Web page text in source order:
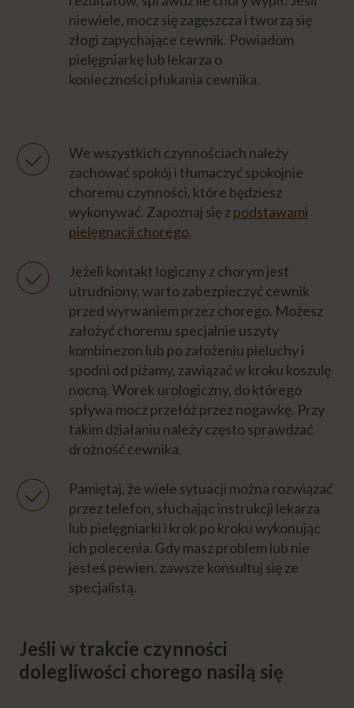
niewiele, mocz się zagęszcza i tworzą się
złogi zapychające cewnik. Powiadom
pielęgniarkę lub lekarza o
konieczności płukania cewnika.
We wszystkich czynnościach należy
zachować spokój i tłumaczyć spokojnie
choremu czynności, które będziesz
wykonywać. Zapoznaj się zpodstawami
pielęgnacji chorego.
Jeżeli kontakt logiczny z chorym jest
utrudniony, warto zabezpieczyć cewnik
przed wyrwaniem przez chorego. Możesz
założyć choremu specjalnie uszyty
kombinezon lub po założeniu pieluchy i
spodni od piżamy, zawiązać w kroku koszulę
nocną. Worek urologiczny, do którego
spływa mocz przełóż przez nogawkę. Przy
takim działaniu należy często sprawdzać
drożność cewnika.
Pamiętaj, że wiele sytuacji można rozwiązać
przez telefon, słuchając instrukcji lekarza
lub pielęgniarki i krok po kroku wykonując
ich polecenia. Gdy masz problem lub nie
jesteś pewien, zawsze konsultuj się ze
specjalistą.
Jeśli w trakcie czynności
dolegliwości chorego nasilą się